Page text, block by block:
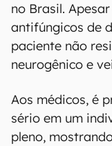
no Brasil.
antifúngicos de
paciente não
neurogênico e
Aos médicos, é
sério em um
pleno,